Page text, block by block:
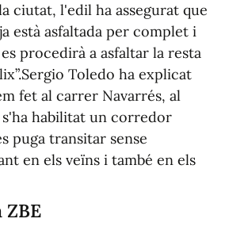
ciutat, l'edil ha assegurat que
està asfaltada per complet i
procedirà a asfaltar la resta
Toledo ha explicat
fet al carrer Navarrés, al
habilitat un corredor
puga transitar sense
en els veïns i també en els
ZBE